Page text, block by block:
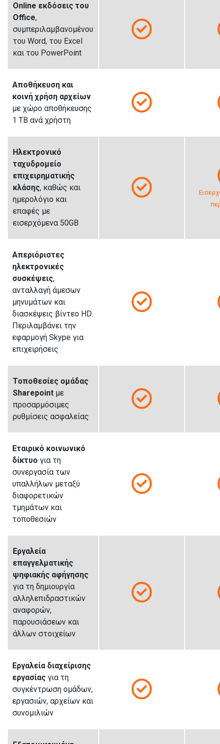
Online εκδόσεις του
Office,
συμπεριλαμβανομένου
του Word, του Excel
και του PowerPoint
Αποθήκευση και
κοινή χρήση αρχείων
με χώρο αποθήκευσης
1 TB ανά χρήστη
Ηλεκτρονικό
ταχυδρομείο
επιχειρηματικής
κλάσης, καθώς και
ημερολόγιο και
επαφές με
εισερχόμενα 50GB
Απεριόριστες
ηλεκτρονικές
συσκέψεις,
ανταλλαγή άμεσων
μηνυμάτων και
διασκέψεις βίντεο HD.
Περιλαμβάνει την
εφαρμογή Skype για
επιχειρήσεις
Τοποθεσίες ομάδας
Sharepoint με
προσαρμόσιμες
ρυθμίσεις ασφαλείας
Εταιρικό κοινωνικό
δίκτυο για τη
συνεργασία των
υπαλλήλων μεταξύ
διαφορετικών
τμημάτων και
τοποθεσιών
Εργαλεία
επαγγελματικής
ψηφιακής αφήγησης
για τη δημιουργία
αλληλεπιδραστικών
αναφορών,
παρουσιάσεων και
άλλων στοιχείων
Εργαλεία διαχείρισης
εργασίας για τη
συγκέντρωση ομάδων,
εργασιών, αρχείων και
συνομιλιών